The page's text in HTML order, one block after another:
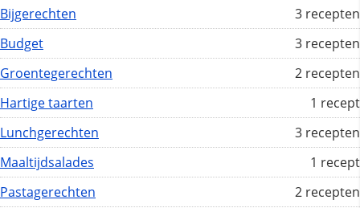
3 recepten
Bijgerechten
3 recepten
Budget
2 recepten
Groentegerechten
1 recept
Hartige taarten
3 recepten
Lunchgerechten
1 recept
Maaltijdsalades
2 recepten
Pastagerechten